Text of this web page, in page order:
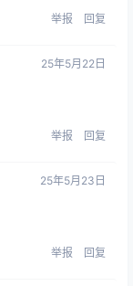
举报 回复
25年5月22日
举报 回复
25年5月23日
举报 回复